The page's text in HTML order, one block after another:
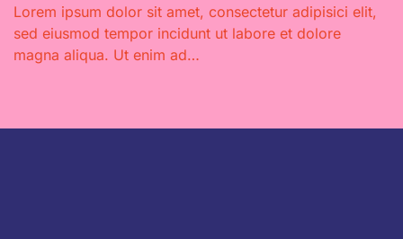
Lorem ipsum dolor sit amet, consectetur adipisici elit,
sed eiusmod tempor incidunt ut labore et dolore
magna aliqua. Ut enim ad…